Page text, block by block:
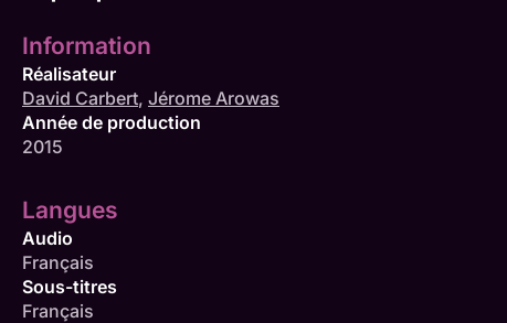
Information
Réalisateur
David Carbert, Jérome Arowas
Année de production
2015
Langues
Audio
Français
Sous-titres
Français